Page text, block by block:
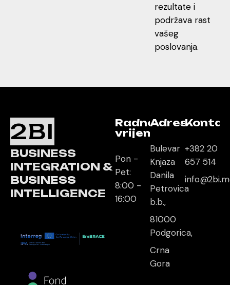
rezultate i
podržava rast
vašeg
poslovanja.
2BI
BUSINESS
INTEGRATION &
BUSINESS
INTELLIGENCE
Radno
vrijeme
Pon -
Pet:
8:00 -
16:00
Adresa
Bulevar
Knjaza
Danila
Petrovica
b.b.,
81000
Podgorica,
Crna
Gora
+382 20
657 514